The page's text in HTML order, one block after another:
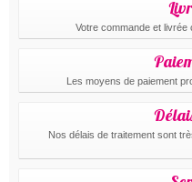
Votre commande et
Les moyens de paiement
Nos délais de traitement sont